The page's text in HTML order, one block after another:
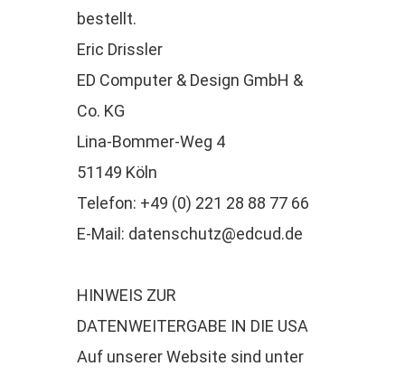
bestellt.
Eric Drissler
ED Computer & Design GmbH &
Co. KG
Lina-Bommer-Weg 4
51149 Köln
Telefon: +49 (0) 221 28 88 77 66
E-Mail: datenschutz@edcud.de
HINWEIS ZUR
DATENWEITERGABE IN DIE USA
Auf unserer Website sind unter